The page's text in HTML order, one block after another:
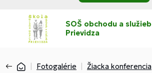
SOŠ obchodu a služieb
Prievidza
Fotogalérie Žiacka konferencia